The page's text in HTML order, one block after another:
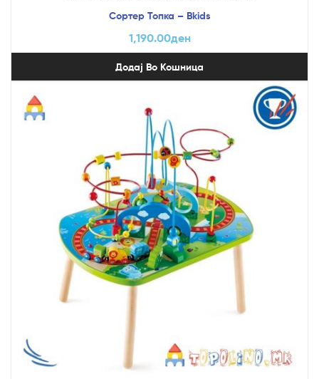
Сортер Топка – Bkids
1,190.00ден
Додај Во Кошница